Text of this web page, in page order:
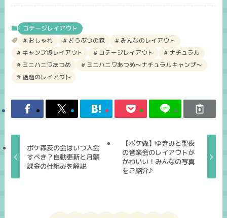
コテージレイアウト
おしゃれ
どうぶつの森
みんなのレイアウト
キャンプ場レイアウト
コテージレイアウト
ナチュラル
ミニハニワあつめ
ミニハニワあつめ～ナチュラルキャンプ～
話題のレイアウト
ポケ森友の会はいつ入会
すべき？自動更新と月額
課金の仕組みを解説
【ポケ森】ゆきみと聖夜
の音楽会のレイアウトが
かわいい！みんなの写真
をご紹介♪